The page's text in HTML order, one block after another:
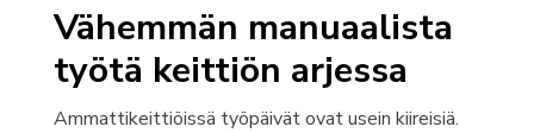
Vähemmän manuaalista
työtä keittiön arjessa
Ammattikeittiöissä työpäivät ovat usein kiireisiä.